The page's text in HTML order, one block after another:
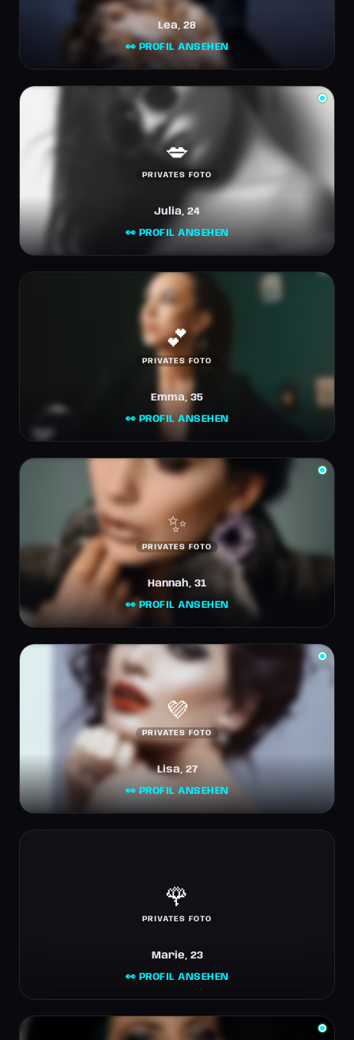
Lea, 28
👀 PROFIL ANSEHEN
💋
PRIVATES FOTO
Julia, 24
👀 PROFIL ANSEHEN
💕
PRIVATES FOTO
Emma, 35
👀 PROFIL ANSEHEN
✨
PRIVATES FOTO
Hannah, 31
👀 PROFIL ANSEHEN
💜
PRIVATES FOTO
Lisa, 27
👀 PROFIL ANSEHEN
🌹
PRIVATES FOTO
Marie, 23
👀 PROFIL ANSEHEN